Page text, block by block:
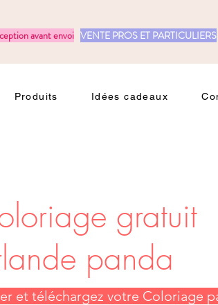
avant envoi VENTE PROS ET PARTICULIERS
Produits Idées cadeaux
gratuit
panda
et téléchargez votre Coloriage